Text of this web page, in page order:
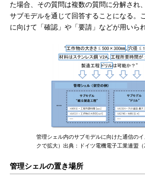
た場合、その質問は複数の質問に分解され
サブモデルを通じて回答することになる。
に向けて「確認」や「要請」などが用いられ
管理シェル内のサブモデルに向けた通信の
クで拡大）出典：ドイツ電機電子工業連盟（
管理シェルの置き場所